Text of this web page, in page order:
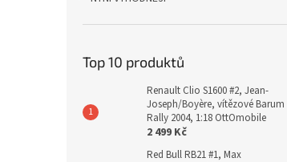
Top 10 produktů
Renault Clio S1600 #2, Jean-
Joseph/Boyère, vítězové Barum
Rally 2004, 1:18 OttOmobile
2 499 Kč
Red Bull RB21 #1, Max